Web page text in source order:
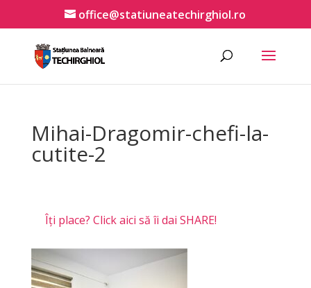
office@statiuneatechirghiol.ro
Mihai-Dragomir-chefi-la-
cutite-2
Îți place? Click aici să îi dai SHARE!